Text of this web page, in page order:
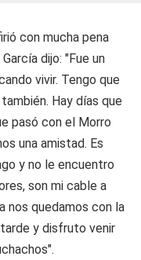
con mucha pena
dijo: "Fue un
vivir. Tengo que
Hay días que
pasó con el Morro
una amistad. Es
y no le encuentro
son mi cable a
nos quedamos con la
y disfruto venir